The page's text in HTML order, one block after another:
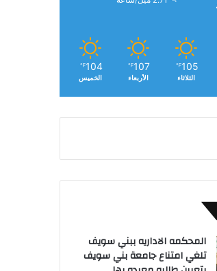
105
℉
الثلاثاء
107
℉
الأربعاء
104
℉
الخميس
المحكمه الاداريه ببني سويف
تلغي امتناع جامعة بني سويف